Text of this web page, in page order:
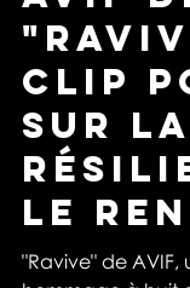
AVIF
clip
sur la
le